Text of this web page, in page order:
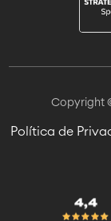
Copyright
Política de